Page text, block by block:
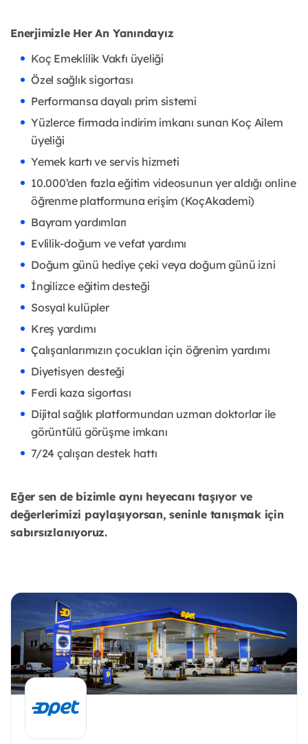
Enerjimizle Her An Yanındayız
Koç Emeklilik Vakfı üyeliği
Özel sağlık sigortası
Performansa dayalı prim sistemi
Yüzlerce firmada indirim imkanı sunan Koç Ailem
üyeliği
Yemek kartı ve servis hizmeti
10.000’den fazla eğitim videosunun yer aldığı online
öğrenme platformuna erişim (KoçAkademi)
Bayram yardımları
Evlilik-doğum ve vefat yardımı
Doğum günü hediye çeki veya doğum günü izni
İngilizce eğitim desteği
Sosyal kulüpler
Kreş yardımı
Çalışanlarımızın çocukları için öğrenim yardımı
Diyetisyen desteği
Ferdi kaza sigortası
Dijital sağlık platformundan uzman doktorlar ile
görüntülü görüşme imkanı
7/24 çalışan destek hattı
Eğer sen de bizimle aynı heyecanı taşıyor ve
değerlerimizi paylaşıyorsan, seninle tanışmak için
sabırsızlanıyoruz.